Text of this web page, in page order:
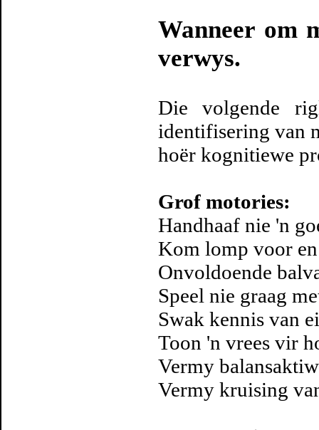
Wanneer om
verwys.
Die volgende
identifisering van
hoër kognitiewe
Grof motories:
Handhaaf nie 'n
Kom lomp voor
Onvoldoende
Speel nie graag
Swak kennis van
Toon 'n vrees vir
Vermy
Vermy kruising